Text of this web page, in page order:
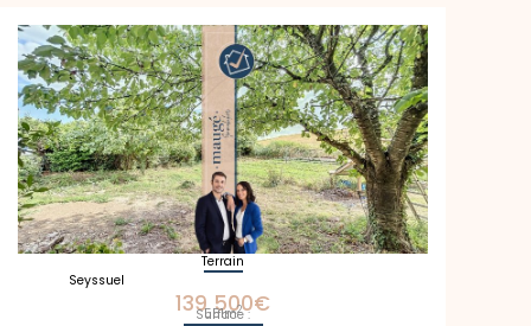
Terrain
Seyssuel
139 500€
Surface :
551m2